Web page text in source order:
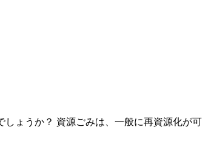
ょうか？ 資源ごみは、一般に再資源化が可